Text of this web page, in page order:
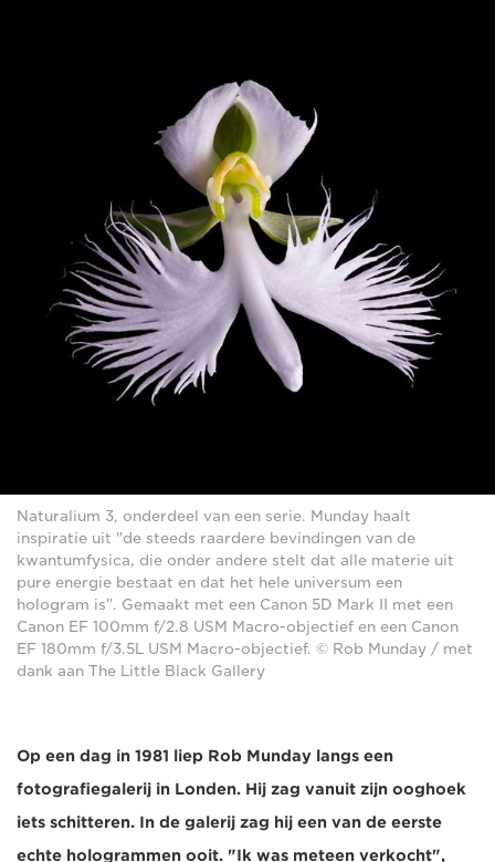
Naturalium 3, onderdeel van een serie. Munday haalt
inspiratie uit "de steeds raardere bevindingen van de
kwantumfysica, die onder andere stelt dat alle materie uit
pure energie bestaat en dat het hele universum een
hologram is". Gemaakt met een Canon 5D Mark II met een
Canon EF 100mm f/2.8 USM Macro-objectief en een Canon
EF 180mm f/3.5L USM Macro-objectief. © Rob Munday / met
dank aan The Little Black Gallery
Op een dag in 1981 liep Rob Munday langs een
fotografiegalerij in Londen. Hij zag vanuit zijn ooghoek
iets schitteren. In de galerij zag hij een van de eerste
echte hologrammen ooit. "Ik was meteen verkocht",